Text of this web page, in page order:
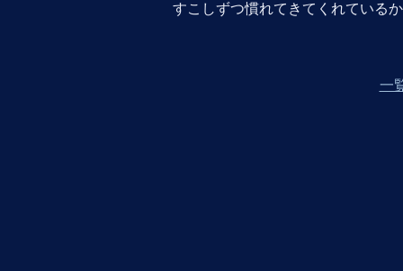
すこしずつ慣れてきてくれている
一